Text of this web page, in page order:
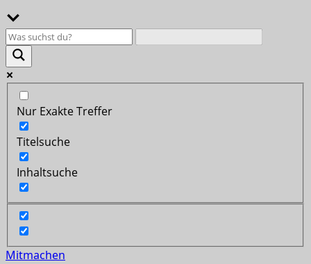
Nur Exakte Treffer
Titelsuche
Inhaltsuche
Mitmachen